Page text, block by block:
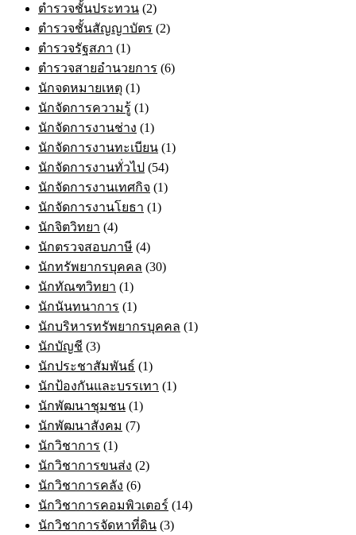
ตำรวจชั้นประทวน (2)
ตำรวจชั้นสัญญาบัตร (2)
ตำรวจรัฐสภา (1)
ตำรวจสายอำนวยการ (6)
นักจดหมายเหตุ (1)
นักจัดการความรู้ (1)
นักจัดการงานช่าง (1)
นักจัดการงานทะเบียน (1)
นักจัดการงานทั่วไป (54)
นักจัดการงานเทศกิจ (1)
นักจัดการงานโยธา (1)
นักจิตวิทยา (4)
นักตรวจสอบภาษี (4)
นักทรัพยากรบุคคล (30)
นักทัณฑวิทยา (1)
นักนันทนาการ (1)
นักบริหารทรัพยากรบุคคล (1)
นักบัญชี (3)
นักประชาสัมพันธ์ (1)
นักป้องกันและบรรเทา (1)
นักพัฒนาชุมชน (1)
นักพัฒนาสังคม (7)
นักวิชาการ (1)
นักวิชาการขนส่ง (2)
นักวิชาการคลัง (6)
นักวิชาการคอมพิวเตอร์ (14)
นักวิชาการจัดหาที่ดิน (3)